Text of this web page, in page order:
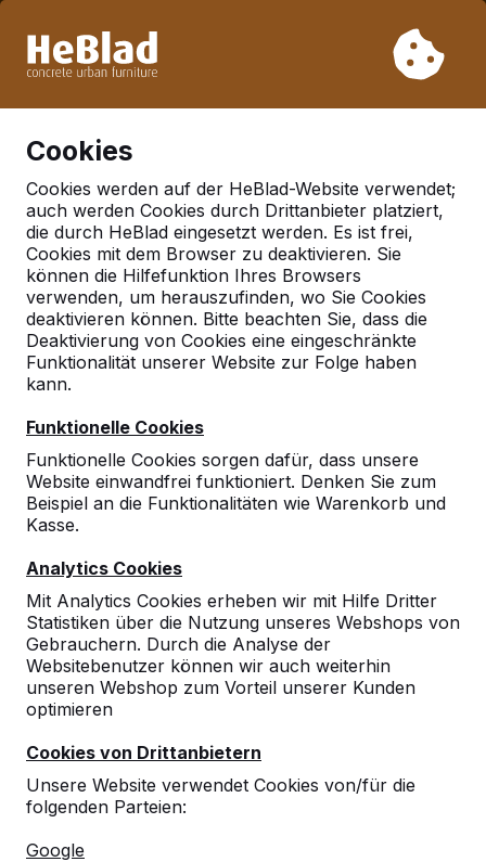
Woche 33 nicht. Bitte berücksichtigen Sie daher längere
Cookies
Cookies werden auf der HeBlad-Website verwendet;
auch werden Cookies durch Drittanbieter platziert,
die durch HeBlad eingesetzt werden. Es ist frei,
Cookies mit dem Browser zu deaktivieren. Sie
können die Hilfefunktion Ihres Browsers
verwenden, um herauszufinden, wo Sie Cookies
deaktivieren können. Bitte beachten Sie, dass die
Deaktivierung von Cookies eine eingeschränkte
Funktionalität unserer Website zur Folge haben
kann.
Funktionelle Cookies
Funktionelle Cookies sorgen dafür, dass unsere
Website einwandfrei funktioniert. Denken Sie zum
Beispiel an die Funktionalitäten wie Warenkorb und
Kasse.
Analytics Cookies
Mit Analytics Cookies erheben wir mit Hilfe Dritter
Statistiken über die Nutzung unseres Webshops von
Gebrauchern. Durch die Analyse der
Websitebenutzer können wir auch weiterhin
unseren Webshop zum Vorteil unserer Kunden
optimieren
Cookies von Drittanbietern
Unsere Website verwendet Cookies von/für die
folgenden Parteien:
Google
Deutschland
Referenties in:Hurth
10
zur Bestellung waren in ca. 5 Minuten auf
meinem Computer. Der Fahrer war besonders
freundlich. Es war eine Freude mit ihm die
Schachtische aufzustellen. Alles ist gelungen.
Ich bin sehr zufrieden!
Peter Josef Printz
25-03-2021